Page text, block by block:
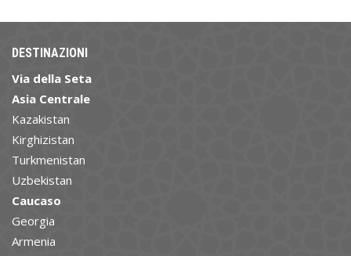
DESTINAZIONI
Via della Seta
Asia Centrale
Kazakistan
Kirghizistan
Turkmenistan
Uzbekistan
Caucaso
Georgia
Armenia